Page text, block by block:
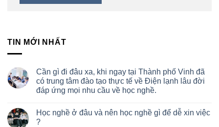
TIN MỚI NHẤT
Cần gì đi đâu xa, khi ngay tại Thành phố Vinh đã
có trung tâm đào tạo thực tế về Điện lạnh lâu đời
đáp ứng mọi nhu cầu về học nghề.
Học nghề ở đâu và nên học nghề gì để dễ xin việc
?